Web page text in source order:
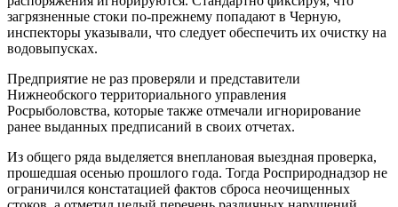
загрязненные стоки по-прежнему попадают в Черную,
инспекторы указывали, что следует обеспечить их очистку на
водовыпусках.
Предприятие не раз проверяли и представители
Нижнеобского территориального управления
Росрыболовства, которые также отмечали игнорирование
ранее выданных предписаний в своих отчетах.
Из общего ряда выделяется внеплановая выездная проверка,
прошедшая осенью прошлого года. Тогда Росприроднадзор не
ограничился констатацией фактов сброса неочищенных